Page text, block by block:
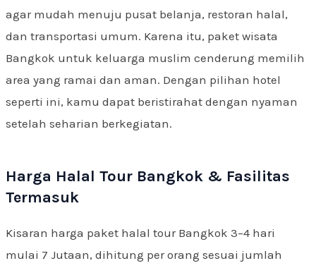
agar mudah menuju pusat belanja, restoran halal,
dan transportasi umum. Karena itu, paket wisata
Bangkok untuk keluarga muslim cenderung memilih
area yang ramai dan aman. Dengan pilihan hotel
seperti ini, kamu dapat beristirahat dengan nyaman
setelah seharian berkegiatan.
Harga Halal Tour Bangkok & Fasilitas
Termasuk
Kisaran harga paket halal tour Bangkok 3–4 hari
mulai 7 Jutaan, dihitung per orang sesuai jumlah